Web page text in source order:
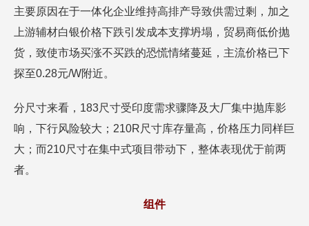
主要原因在于一体化企业维持高排产导致供需过剩，加之
上游辅材白银价格下跌引发成本支撑坍塌，贸易商低价抛
货，致使市场买涨不买跌的恐慌情绪蔓延，主流价格已下
探至0.28元/W附近。
分尺寸来看，183尺寸受印度需求骤降及大厂集中抛库影
响，下行风险较大；210R尺寸库存量高，价格压力同样巨
大；而210尺寸在集中式项目带动下，整体表现优于前两
者。
组件